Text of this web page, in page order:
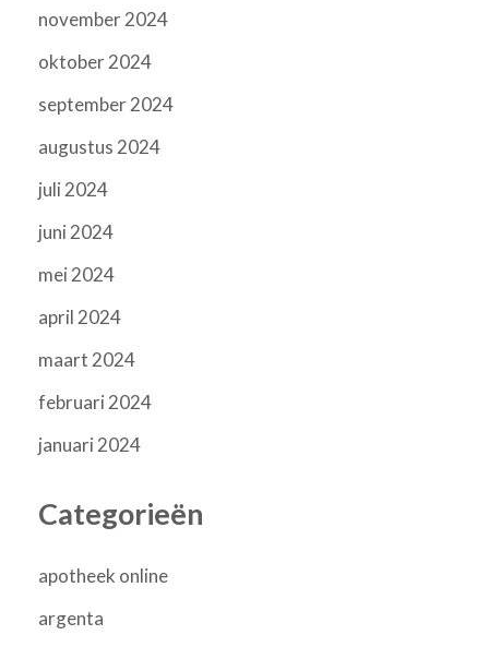
november 2024
oktober 2024
september 2024
augustus 2024
juli 2024
juni 2024
mei 2024
april 2024
maart 2024
februari 2024
januari 2024
Categorieën
apotheek online
argenta